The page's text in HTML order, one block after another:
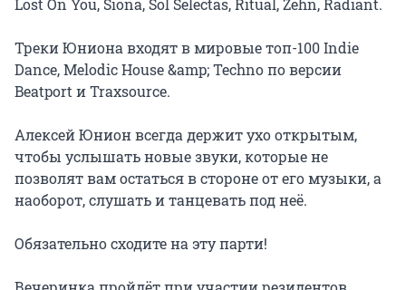
Lost On You, Siona, Sol Selectas, Ritual, Zehn, Radiant.
Треки Юниона входят в мировые топ-100 Indie
Dance, Melodic House &amp; Techno по версии
Beatport и Traxsource.
Алексей Юнион всегда держит ухо открытым,
чтобы услышать новые звуки, которые не
позволят вам остаться в стороне от его музыки, а
наоборот, слушать и танцевать под неё.
Обязательно сходите на эту парти!